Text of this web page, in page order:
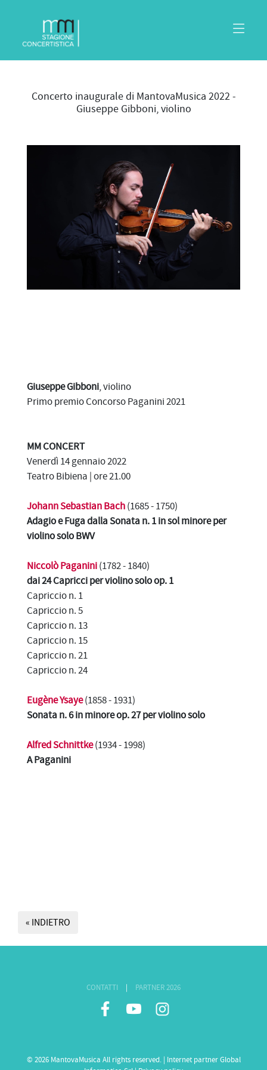
Concerto inaugurale di MantovaMusica 2022 -
Giuseppe Gibboni, violino
Giuseppe Gibboni, violino
Primo premio Concorso Paganini 2021
MM CONCERT
Venerdì 14 gennaio 2022
Teatro Bibiena | ore 21.00
Johann Sebastian Bach(1685 - 1750)
Adagio e Fuga dalla Sonata n. 1 in sol minore per
violino solo BWV
Niccolò Paganini(1782 - 1840)
dai 24 Capricci per violino solo op. 1
Capriccio n. 1
Capriccio n. 5
Capriccio n. 13
Capriccio n. 15
Capriccio n. 21
Capriccio n. 24
Eugène Ysaye(1858 - 1931)
Sonata n. 6 in minore op. 27 per violino solo
Alfred Schnittke(1934 - 1998)
A Paganini
« INDIETRO
CONTATTI | PARTNER 2026
© 2026 MantovaMusica All rights reserved. | Internet partnerGlobal